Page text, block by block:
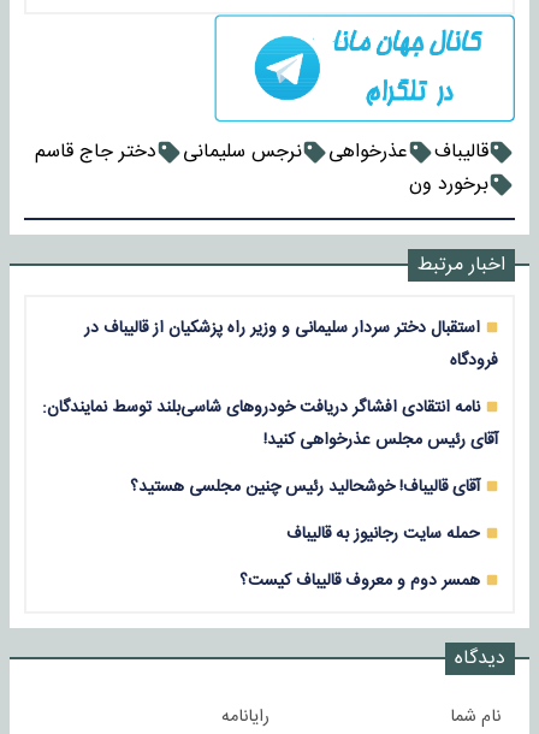
قالیباف عذرخواهی نرجس سلیمانی
دختر جاج قاسم
برخورد ون
اخبار مرتبط
استقبال دختر سردار سلیمانی و وزیر راه پزشکیان از قالیباف در
فرودگاه
نامه انتقادی افشاگر دریافت خودروهای شاسی‌بلند توسط نمایندگان:
آقای رئیس مجلس عذرخواهی کنید!
آقای قالیباف! خوشحالید رئیس چنین مجلسی هستید؟
حمله سایت رجانیوز به قالیباف
همسر دوم و معروف قالیباف کیست؟
دیدگاه
نام شما رایانامه